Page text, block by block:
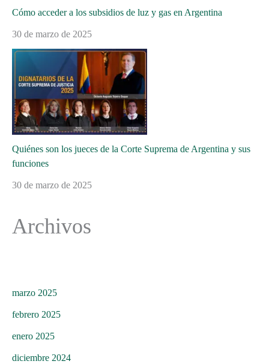
Cómo acceder a los subsidios de luz y gas en Argentina
30 de marzo de 2025
Quiénes son los jueces de la Corte Suprema de Argentina y sus
funciones
30 de marzo de 2025
Archivos
marzo 2025
febrero 2025
enero 2025
diciembre 2024